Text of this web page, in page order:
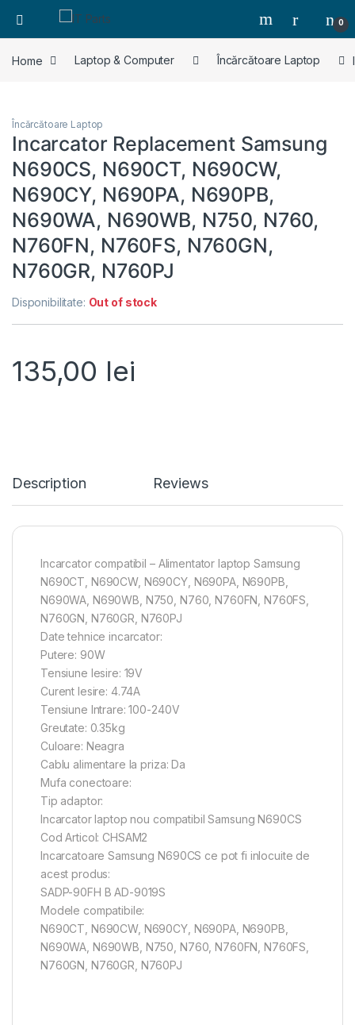
0
Home Laptop & Computer Încărcătoare Laptop
Încărcătoare Laptop
Incarcator Replacement Samsung
N690CS, N690CT, N690CW,
N690CY, N690PA, N690PB,
N690WA, N690WB, N750, N760,
N760FN, N760FS, N760GN,
N760GR, N760PJ
Disponibilitate: Out of stock
135,00 lei
Description Reviews
Incarcator compatibil – Alimentator laptop Samsung
N690CT, N690CW, N690CY, N690PA, N690PB,
N690WA, N690WB, N750, N760, N760FN, N760FS,
N760GN, N760GR, N760PJ
Date tehnice incarcator:
Putere: 90W
Tensiune Iesire: 19V
Curent Iesire: 4.74A
Tensiune Intrare: 100-240V
Greutate: 0.35kg
Culoare: Neagra
Cablu alimentare la priza: Da
Mufa conectoare:
Tip adaptor:
Incarcator laptop nou compatibil Samsung N690CS
Cod Articol: CHSAM2
Incarcatoare Samsung N690CS ce pot fi inlocuite de
acest produs:
SADP-90FH B AD-9019S
Modele compatibile:
N690CT, N690CW, N690CY, N690PA, N690PB,
N690WA, N690WB, N750, N760, N760FN, N760FS,
N760GN, N760GR, N760PJ